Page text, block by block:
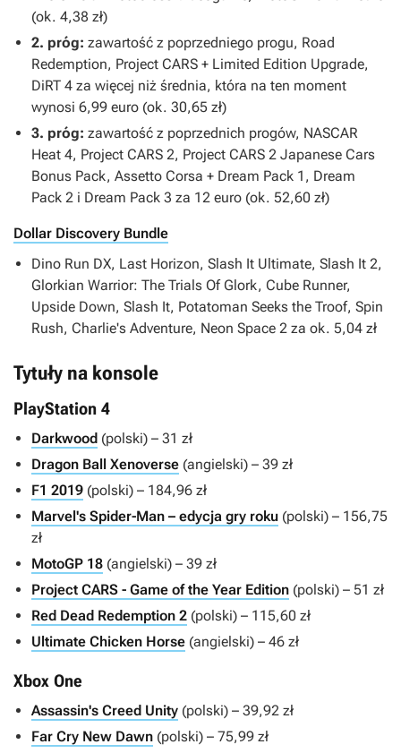
(ok. 4,38 zł)
2. próg: zawartość z poprzedniego progu, Road
Redemption, Project CARS + Limited Edition Upgrade,
DiRT 4 za więcej niż średnia, która na ten moment
wynosi 6,99 euro (ok. 30,65 zł)
3. próg: zawartość z poprzednich progów, NASCAR
Heat 4, Project CARS 2, Project CARS 2 Japanese Cars
Bonus Pack, Assetto Corsa + Dream Pack 1, Dream
Pack 2 i Dream Pack 3 za 12 euro (ok. 52,60 zł)
Dollar Discovery Bundle
Dino Run DX, Last Horizon, Slash It Ultimate, Slash It 2,
Glorkian Warrior: The Trials Of Glork, Cube Runner,
Upside Down, Slash It, Potatoman Seeks the Troof, Spin
Rush, Charlie's Adventure, Neon Space 2 za ok. 5,04 zł
Tytuły na konsole
PlayStation 4
Darkwood (polski) – 31 zł
Dragon Ball Xenoverse (angielski) – 39 zł
F1 2019 (polski) – 184,96 zł
Marvel's Spider-Man – edycja gry roku (polski) – 156,75
zł
MotoGP 18 (angielski) – 39 zł
Project CARS - Game of the Year Edition (polski) – 51 zł
Red Dead Redemption 2 (polski) – 115,60 zł
Ultimate Chicken Horse (angielski) – 46 zł
Xbox One
Assassin's Creed Unity (polski) – 39,92 zł
Far Cry New Dawn (polski) – 75,99 zł